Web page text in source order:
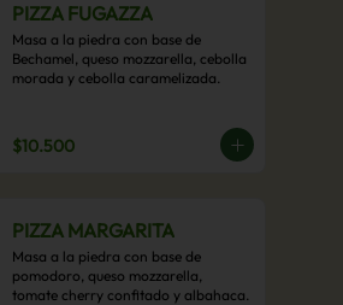
PIZZA FUGAZZA
Masa a la piedra con base de
Bechamel, queso mozzarella, cebolla
morada y cebolla caramelizada.
$10.500
PIZZA MARGARITA
Masa a la piedra con base de
pomodoro, queso mozzarella,
tomate cherry confitado y albahaca.